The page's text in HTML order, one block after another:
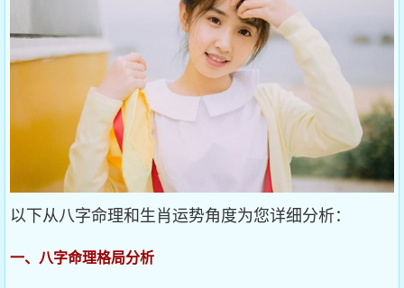
以下从八字命理和生肖运势角度为您详细分析：
一、八字命理格局分析